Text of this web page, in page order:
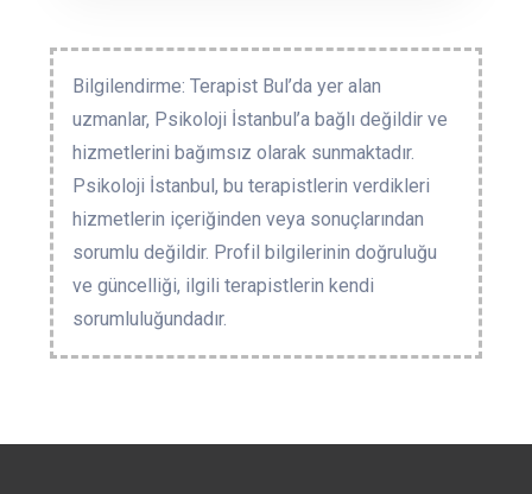
Bilgilendirme: Terapist Bul’da yer alan
uzmanlar, Psikoloji İstanbul’a bağlı değildir ve
hizmetlerini bağımsız olarak sunmaktadır.
Psikoloji İstanbul, bu terapistlerin verdikleri
hizmetlerin içeriğinden veya sonuçlarından
sorumlu değildir. Profil bilgilerinin doğruluğu
ve güncelliği, ilgili terapistlerin kendi
sorumluluğundadır.